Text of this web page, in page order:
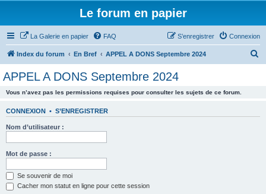
Le forum en papier
La Galerie en papier FAQ Connexion
S’enregistrer
Index du forum En Bref APPEL A DONS Septembre 2024
APPEL A DONS Septembre 2024
Vous n’avez pas les permissions requises pour consulter les sujets de ce forum.
CONNEXION • S’ENREGISTRER
Nom d’utilisateur :
Mot de passe :
Se souvenir de moi
Cacher mon statut en ligne pour cette session